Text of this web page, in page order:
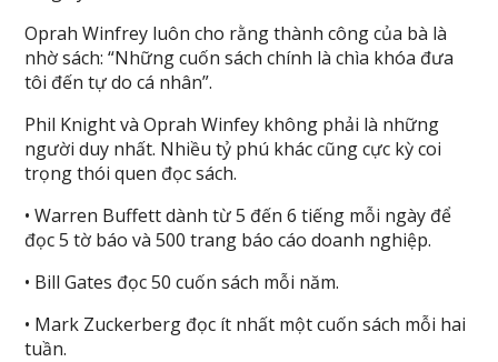
Oprah Winfrey luôn cho rằng thành công của bà là
nhờ sách: “Những cuốn sách chính là chìa khóa đưa
tôi đến tự do cá nhân”.
Phil Knight và Oprah Winfey không phải là những
người duy nhất. Nhiều tỷ phú khác cũng cực kỳ coi
trọng thói quen đọc sách.
• Warren Buffett dành từ 5 đến 6 tiếng mỗi ngày để
đọc 5 tờ báo và 500 trang báo cáo doanh nghiệp.
• Bill Gates đọc 50 cuốn sách mỗi năm.
• Mark Zuckerberg đọc ít nhất một cuốn sách mỗi hai
tuần.